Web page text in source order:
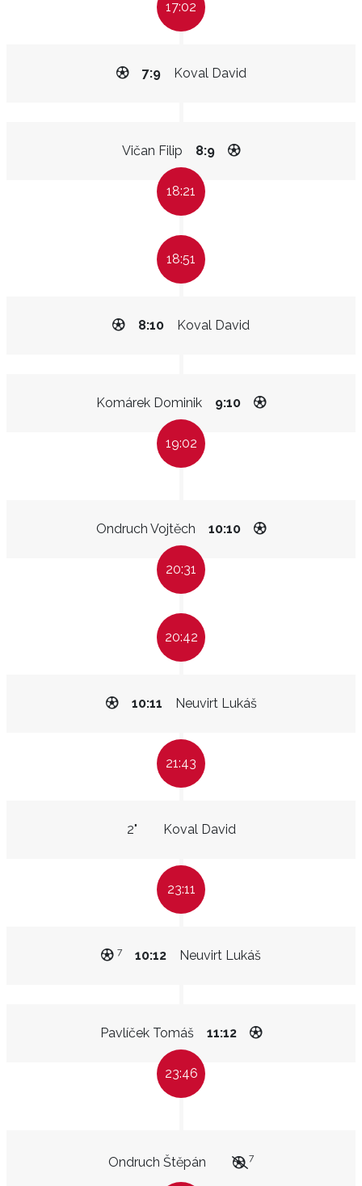
17:02
Koval David
7:9
Vičan Filip 8:9
18:21
18:51
Koval David
8:10
Komárek Dominik 9:10
19:02
Ondruch Vojtěch 10:10
20:31
20:42
Neuvirt Lukáš
10:11
21:43
Koval David
2"
23:11
Neuvirt Lukáš
10:12
7
Pavlíček Tomáš 11:12
23:46
Ondruch Štěpán 7